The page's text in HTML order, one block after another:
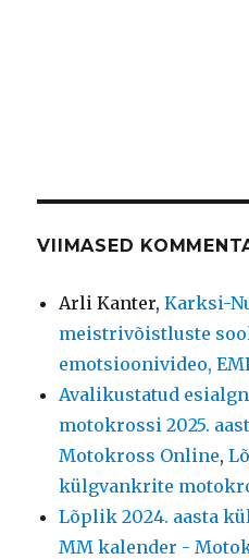
VIIMASED
Arli Kanter,Karksi-
meistrivõistluste
emotsioonivideo,
Avalikustatud
motokrossi 2025.
Motokross Online,
külgvankrite
Lõplik 2024. aasta
MM kalender -